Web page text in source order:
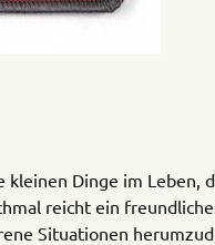
kleinen Dinge im Leben,
reicht ein
Situationen